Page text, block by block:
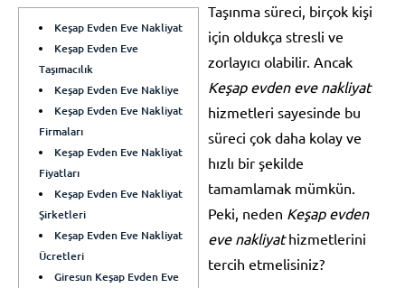
Keşap Evden Eve Nakliyat
Keşap Evden Eve
Taşımacılık
Keşap Evden Eve Nakliye
Keşap Evden Eve Nakliyat
Firmaları
Keşap Evden Eve Nakliyat
Fiyatları
Keşap Evden Eve Nakliyat
Şirketleri
Keşap Evden Eve Nakliyat
Ücretleri
Giresun Keşap Evden Eve
Taşınma süreci, birçok kişi
için oldukça stresli ve
zorlayıcı olabilir. Ancak
Keşap evden eve nakliyat
hizmetleri sayesinde bu
süreci çok daha kolay ve
hızlı bir şekilde
tamamlamak mümkün.
Peki, neden Keşap evden
eve nakliyathizmetlerini
tercih etmelisiniz?